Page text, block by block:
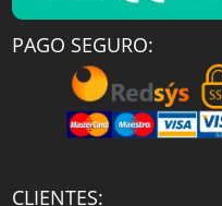
PAGO SEGURO:
CLIENTES: